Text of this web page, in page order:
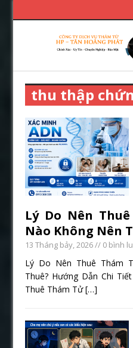
thu thập
Lý Do Nên
Nào Không Nên
13 Tháng bảy, 2026// 0 bình
Lý Do Nên Thuê Thám
Thuê? Hướng Dẫn Chi
Thuê Thám Tử[…]